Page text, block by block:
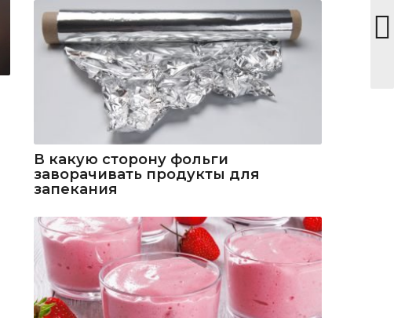
В какую сторону фольги
заворачивать продукты для
запекания